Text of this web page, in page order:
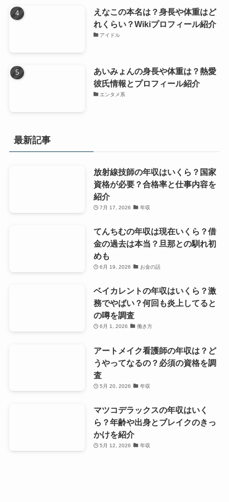
えなこの本名は？身長や体重はど
れくらい？Wikiプロフィール紹介
アイドル
あいみょんの身長や体重は？熱愛
彼氏情報とプロフィール紹介
エンタメ系
最新記事
放射線技師の年収はいくら？国家
資格が必要？合格率と仕事内容を
紹介
7月 17, 2026 年収
てんちむの年収は現在いくら？借
金の過去は本当？旦那との馴れ初
めも
6月 19, 2026 お金の話
ベイカレントの年収はいくら？激
務でやばい？何回も炎上してると
の噂を調査
6月 1, 2026 働き方
アートメイク看護師の年収は？ど
うやってなるの？必須の資格を調
査
5月 20, 2026 年収
マツコデラックスの年収はいく
ら？年齢や出身とブレイクのきっ
かけを紹介
5月 12, 2026 年収